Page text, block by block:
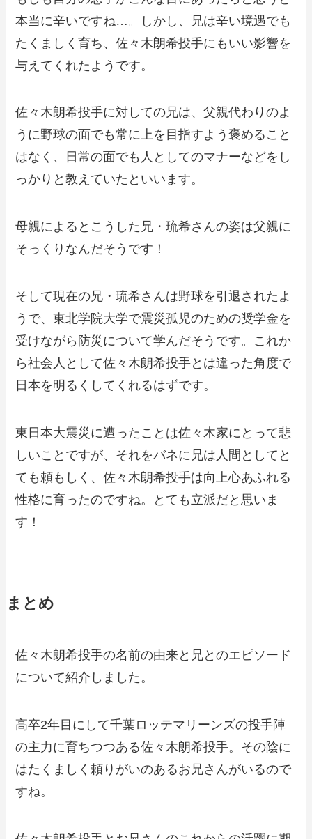
本当に辛いですね…。しかし、兄は辛い境遇でも
たくましく育ち、佐々木朗希投手にもいい影響を
与えてくれたようです。
佐々木朗希投手に対しての兄は、父親代わりのよ
うに野球の面でも常に上を目指すよう褒めること
はなく、日常の面でも人としてのマナーなどをし
っかりと教えていたといいます。
母親によるとこうした兄・琉希さんの姿は父親に
そっくりなんだそうです！
そして現在の兄・琉希さんは野球を引退されたよ
うで、東北学院大学で震災孤児のための奨学金を
受けながら防災について学んだそうです。これか
ら社会人として佐々木朗希投手とは違った角度で
日本を明るくしてくれるはずです。
東日本大震災に遭ったことは佐々木家にとって悲
しいことですが、それをバネに兄は人間としてと
ても頼もしく、佐々木朗希投手は向上心あふれる
性格に育ったのですね。とても立派だと思いま
す！
まとめ
佐々木朗希投手の名前の由来と兄とのエピソード
について紹介しました。
高卒2年目にして千葉ロッテマリーンズの投手陣
の主力に育ちつつある佐々木朗希投手。その陰に
はたくましく頼りがいのあるお兄さんがいるので
すね。